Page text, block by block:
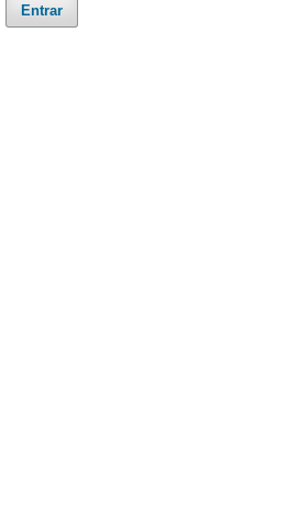
Entrar